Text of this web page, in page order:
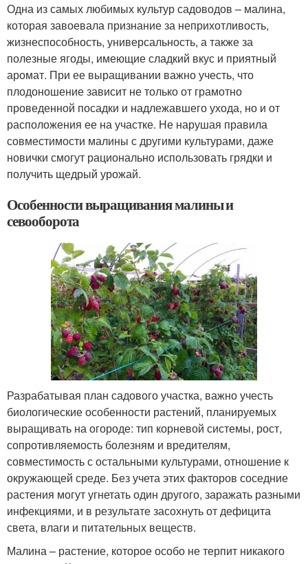
Одна из самых любимых культур садоводов – малина,
которая завоевала признание за неприхотливость,
жизнеспособность, универсальность, а также за
полезные ягоды, имеющие сладкий вкус и приятный
аромат. При ее выращивании важно учесть, что
плодоношение зависит не только от грамотно
проведенной посадки и надлежавшего ухода, но и от
расположения ее на участке. Не нарушая правила
совместимости малины с другими культурами, даже
новички смогут рационально использовать грядки и
получить щедрый урожай.
Особенности выращивания малины и
севооборота
Разрабатывая план садового участка, важно учесть
биологические особенности растений, планируемых
выращивать на огороде: тип корневой системы, рост,
сопротивляемость болезням и вредителям,
совместимость с остальными культурами, отношение к
окружающей среде. Без учета этих факторов соседние
растения могут угнетать один другого, заражать разными
инфекциями, и в результате засохнуть от дефицита
света, влаги и питательных веществ.
Малина – растение, которое особо не терпит никакого